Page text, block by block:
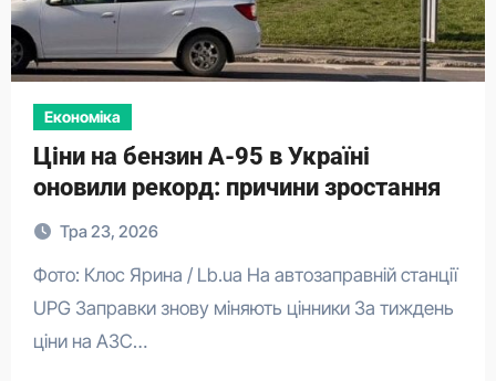
Економіка
Ціни на бензин А-95 в Україні
оновили рекорд: причини зростання
Тра 23, 2026
Фото: Клос Ярина / Lb.ua На автозаправній станції
UPG Заправки знову міняють цінники За тиждень
ціни на АЗС…